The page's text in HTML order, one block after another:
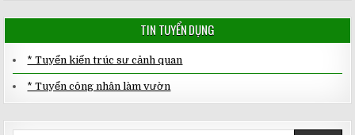
TIN TUYỂN DỤNG
* Tuyển kiến trúc sư cảnh quan
* Tuyển công nhân làm vườn